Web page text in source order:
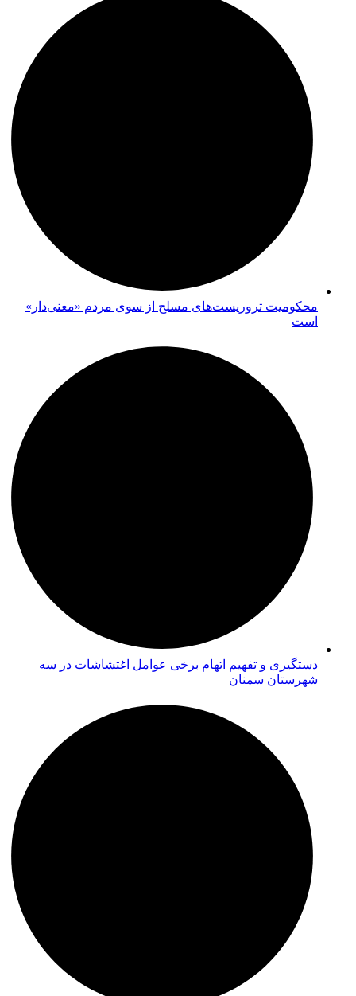
محکومیت تروریست‌های مسلح از سوی مردم «معنی‌دار»
است
دستگیری و تفهیم اتهام برخی عوامل اغتشاشات در سه
شهرستان سمنان